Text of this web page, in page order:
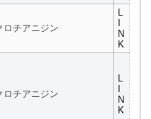
ロチアニジン
L
I
N
K
ロチアニジン
L
I
N
K